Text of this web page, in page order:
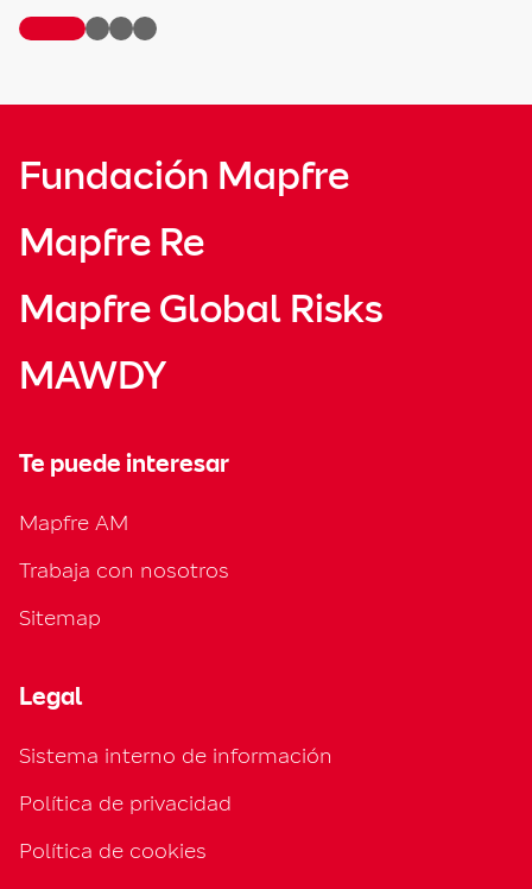
Fundación Mapfre
Mapfre Re
Mapfre Global Risks
MAWDY
Te puede interesar
Mapfre AM
Trabaja con nosotros
Sitemap
Legal
Sistema interno de información
Política de privacidad
Política de cookies